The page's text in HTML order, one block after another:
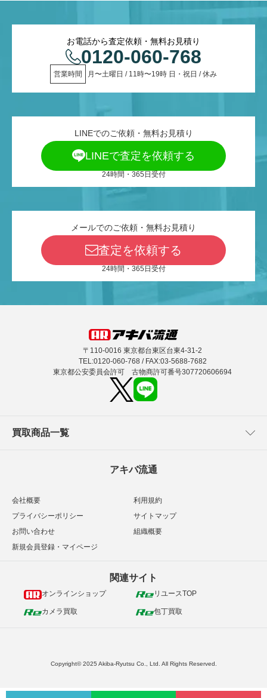
お電話から査定依頼・無料お見積り
0120-060-768
営業時間 月〜土曜日 / 11時〜19時 日・祝日 / 休み
LINEでのご依頼・無料お見積り
LINEで査定を依頼する
24時間・365日受付
メールでのご依頼・無料お見積り
査定を依頼する
24時間・365日受付
〒110-0016 東京都台東区台東4-31-2
TEL:0120-060-768 / FAX:03-5688-7682
東京都公安委員会許可 古物商許可番号307720606694
買取商品一覧
アキバ流通
会社概要
利用規約
プライバシーポリシー
サイトマップ
お問い合わせ
組織概要
新規会員登録・マイページ
関連サイト
オンラインショップ リユースTOP
カメラ買取 包丁買取
Copyright© 2025 Akiba-Ryutsu Co., Ltd. All Rights Reserved.